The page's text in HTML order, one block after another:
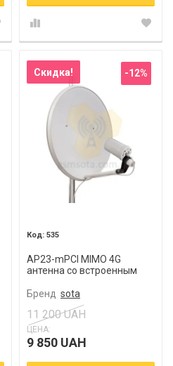
Скидка! -12%
535
AP23-mPCI MIMO 4G
антенна со встроенным
Бренд sota
11 200 UAH
ЦЕНА:
9 850 UAH